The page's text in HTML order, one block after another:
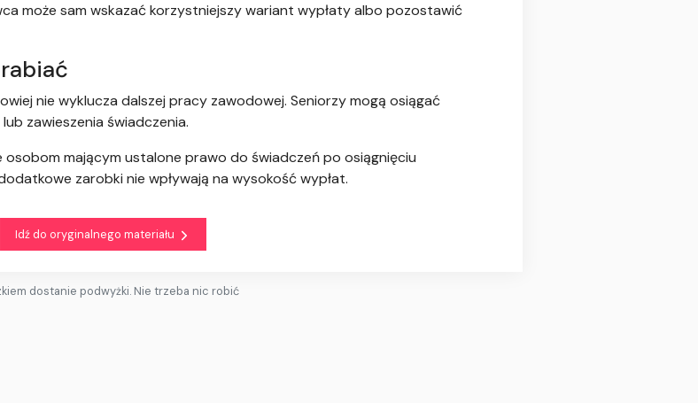
może sam wskazać korzystniejszy wariant wypłaty albo pozostawić
nie wyklucza dalszej pracy zawodowej. Seniorzy mogą osiągać
zawieszenia świadczenia.
mającym ustalone prawo do świadczeń po osiągnięciu
zarobki nie wpływają na wysokość wypłat.
Idź do oryginalnego materiału
dostanie podwyżki. Nie trzeba nic robić